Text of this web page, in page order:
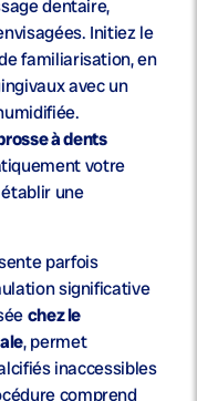
dentaire,
Initiez le
familiarisation, en
avec un
à dents
votre
une
parfois
significative
chez le
, permet
inaccessibles
comprend